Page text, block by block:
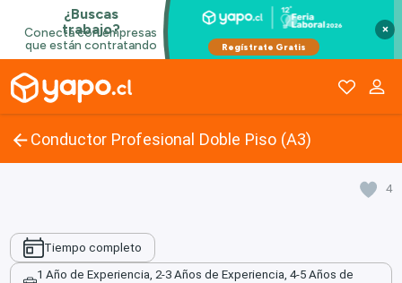
×
Conductor Profesional Doble Piso (A3)
4
Tiempo completo
1 Año de Experiencia, 2-3 Años de Experiencia, 4-5 Años de